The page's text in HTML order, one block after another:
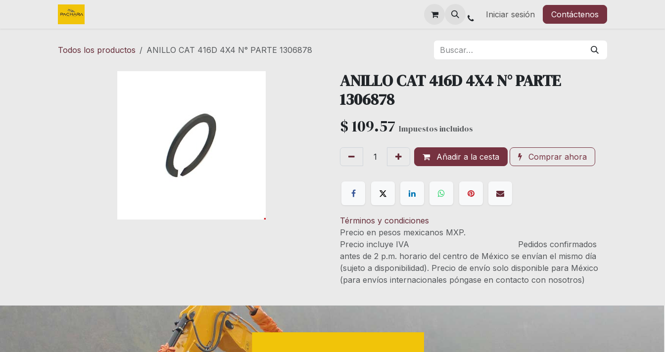
Iniciar sesión Contáctenos
Todos los productos ANILLO CAT 416D 4X4 N° PARTE 1306878
ANILLO CAT 416D 4X4 N° PARTE
1306878
$109.57 Impuestos incluidos
Añadir a la cesta Comprar ahora
Términos y condiciones
Precio en pesos mexicanos MXP.
Precio incluye IVA Pedidos confirmados
antes de 2 p.m. horario del centro de México se envían el mismo día
(sujeto a disponibilidad). Precio de envío solo disponible para México
(para envíos internacionales póngase en contacto con nosotros)